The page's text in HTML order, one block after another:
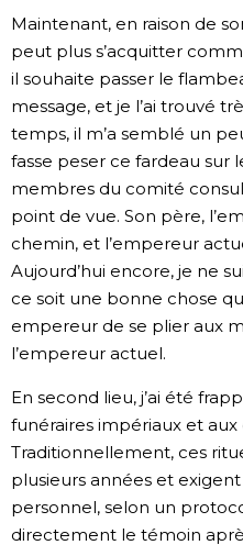
Maintenant, en raison de
peut plus s’acquitter
il souhaite passer le
message, et je l’ai trouvé
temps, il m’a semblé un
fasse peser ce fardeau sur
membres du comité
point de vue. Son père,
chemin, et l’empereur
Aujourd’hui encore, je ne
ce soit une bonne chose
empereur de se plier aux
l’empereur actuel.
En second lieu, j’ai été
funéraires impériaux et aux
Traditionnellement, ces
plusieurs années et
personnel, selon un
directement le témoin